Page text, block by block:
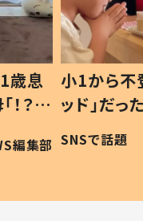
歳息
？」
編集部
小1から不
ッド」だ
作り続け
#令和の子
SNSで話題